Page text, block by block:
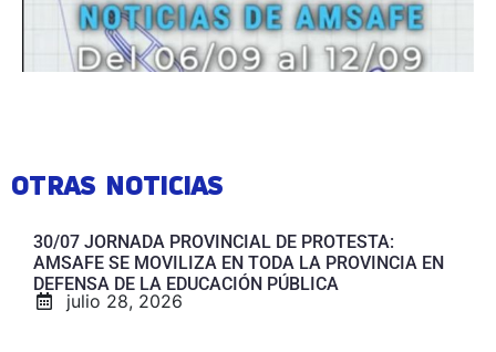
OTRAS NOTICIAS
30/07 JORNADA PROVINCIAL DE PROTESTA:
AMSAFE SE MOVILIZA EN TODA LA PROVINCIA EN
DEFENSA DE LA EDUCACIÓN PÚBLICA
julio 28, 2026